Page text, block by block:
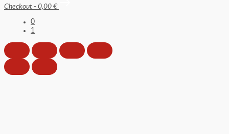
Checkout - 0,00 €
0
1